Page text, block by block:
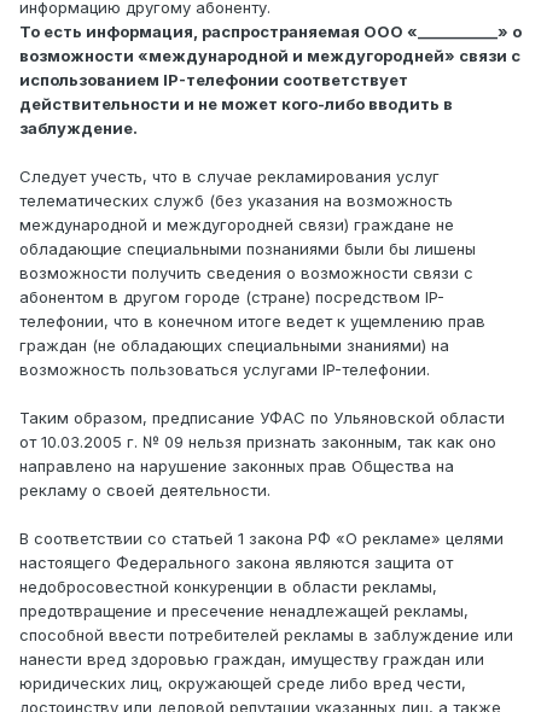
информацию другому абоненту.
То есть информация, распространяемая ООО «___________» о
возможности «международной и междугородней» связи с
использованием IP-телефонии соответствует
действительности и не может кого-либо вводить в
заблуждение.
Следует учесть, что в случае рекламирования услуг
телематических служб (без указания на возможность
международной и междугородней связи) граждане не
обладающие специальными познаниями были бы лишены
возможности получить сведения о возможности связи с
абонентом в другом городе (стране) посредством IP-
телефонии, что в конечном итоге ведет к ущемлению прав
граждан (не обладающих специальными знаниями) на
возможность пользоваться услугами IP-телефонии.
Таким образом, предписание УФАС по Ульяновской области
от 10.03.2005 г. № 09 нельзя признать законным, так как оно
направлено на нарушение законных прав Общества на
рекламу о своей деятельности.
В соответствии со статьей 1 закона РФ «О рекламе» целями
настоящего Федерального закона являются защита от
недобросовестной конкуренции в области рекламы,
предотвращение и пресечение ненадлежащей рекламы,
способной ввести потребителей рекламы в заблуждение или
нанести вред здоровью граждан, имуществу граждан или
юридических лиц, окружающей среде либо вред чести,
достоинству или деловой репутации указанных лиц, а также